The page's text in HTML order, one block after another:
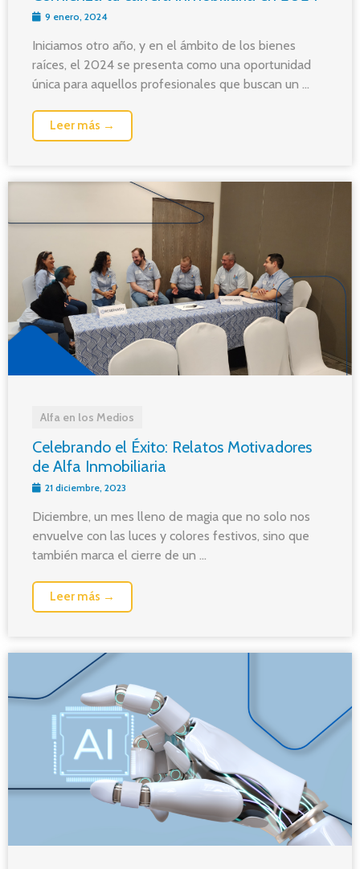
9 enero, 2024
Iniciamos otro año, y en el ámbito de los bienes
raíces, el 2024 se presenta como una oportunidad
única para aquellos profesionales que buscan un ...
Leer más →
Alfa en los Medios
Celebrando el Éxito: Relatos Motivadores
de Alfa Inmobiliaria
21 diciembre, 2023
Diciembre, un mes lleno de magia que no solo nos
envuelve con las luces y colores festivos, sino que
también marca el cierre de un ...
Leer más →